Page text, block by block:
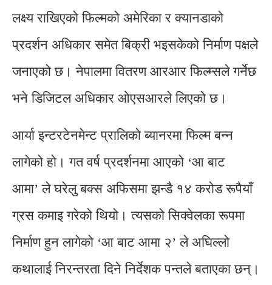
लक्ष्य राखिएको फिल्मको अमेरिका र क्यानडाको
प्रदर्शन अधिकार समेत बिक्री भइसकेको निर्माण पक्षले
जनाएको छ। नेपालमा वितरण आरआर फिल्म्सले गर्नेछ
भने डिजिटल अधिकार ओएसआरले लिएको छ।
आर्या इन्टरटेनमेन्ट प्रालिको ब्यानरमा फिल्म बन्न
लागेको हो। गत वर्ष प्रदर्शनमा आएको ‘आ बाट
आमा’ ले घरेलु बक्स अफिसमा झन्डै १४ करोड रूपैयाँ
ग्रस कमाइ गरेको थियो। त्यसको सिक्वेलका रूपमा
निर्माण हुन लागेको ‘आ बाट आमा २’ ले अघिल्लो
कथालाई निरन्तरता दिने निर्देशक पन्तले बताएका छन्।